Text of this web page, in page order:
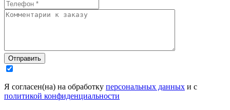
Отправить
Я согласен(на) на обработку персональных данных и с
политикой конфиденциальности